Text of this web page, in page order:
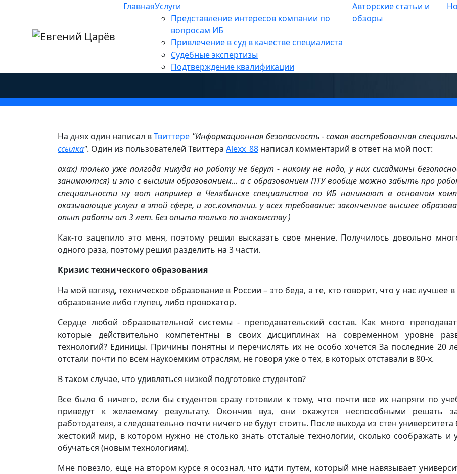
ГлавнаяУслуги
Представление интересов компании по
вопросам ИБ
Привлечение в суд в качестве специалиста
Судебные экспертизы
Подтверждение квалификации
Авторские статьи и
обзоры
Инновации»
Чему не учат в университетах? или почему выпускники не
могут найти работу, а компании специалистов? Часть — 1.
На днях один написал вТвиттере "Информационная безопасность - самая востребованная
ссылка". Один из пользователей Твиттера Alexx_88 написал комментарий в ответ на мой пост:
ахах) только уже полгода никуда на работу не берут - никому не надо, у них сисадмины
занимаются) и это с высшим образованием... а с образованием ПТУ вообще можно забыть про
специальности ну вот например в Челябинске специалистов по ИБ нанимают в основном
оказывающие услуги в этой сфере, и гос.компании. у всех требование: законченное высшее
опыт работы от 3 лет. Без опыта только по знакомству )
Как-то зацепило это меня, поэтому решил высказать свое мнение. Получилось довольно
одного раза, поэтому решил разделить на 3 части.
Кризис технического образования
На мой взгляд, техническое образование в России – это беда, а те, кто говорит, что у нас лучшее
образование либо глупец, либо провокатор.
Сердце любой образовательной системы - преподавательский состав. Как много
которые действительно компетентны в своих дисциплинах на современном уровне
технологий? Единицы. Причины понятны и перечислять их не особо хочется За последние 20
отстали почти по всем наукоемким отраслям, не говоря уже о тех, в которых отставали в 80-х.
В таком случае, что удивляться низкой подготовке студентов?
Все было б ничего, если бы студентов сразу готовили к тому, что почти все их напряги по
приведут к желаемому результату. Окончив вуз, они окажутся неспособными решать
работодателя, а следовательно почти ничего не будут стоить. После выхода из стен университета
жестокий мир, в котором нужно не столько знать отсталые технологии, сколько соображать и
обучаться (новым технологиям).
Мне повезло, еще на втором курсе я осознал, что идти путем, который мне навязывает